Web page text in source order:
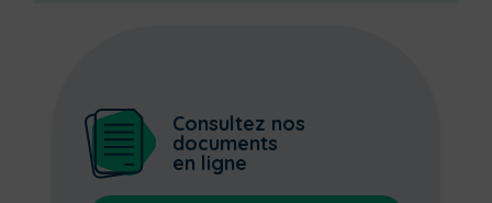
Consultez nos
documents
en ligne